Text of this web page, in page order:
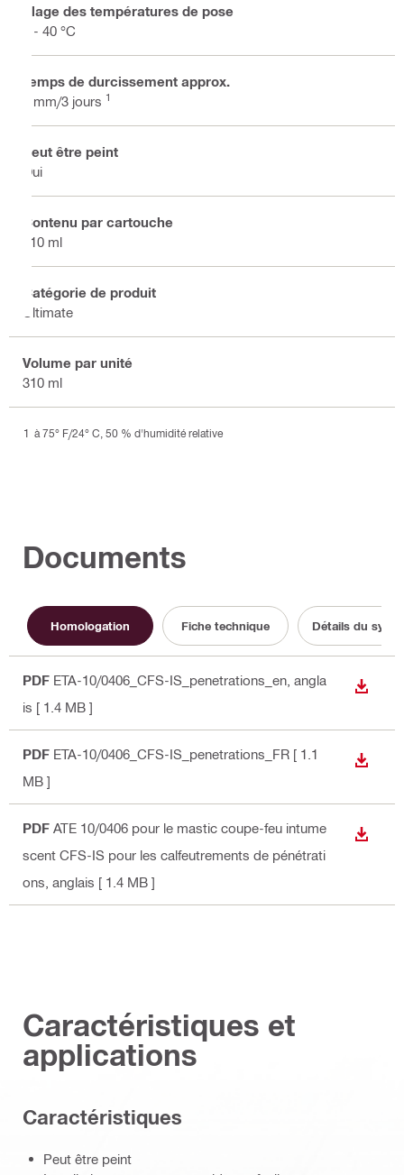
Plage des températures de pose
5 - 40 °C
Temps de durcissement approx.
3 mm/3 jours 1
Peut être peint
Oui
Contenu par cartouche
310 ml
Catégorie de produit
Ultimate
Volume par unité
310 ml
à 75° F/24° C, 50 % d'humidité relative
Documents
Homologation Fiche technique Détails du
PDF ETA-10/0406_CFS-IS_penetrations_en , angla
is [ 1.4 MB ]
PDF ETA-10/0406_CFS-IS_penetrations_FR [ 1.1
MB ]
PDF ATE 10/0406 pour le mastic coupe-feu intume
scent CFS-IS pour les calfeutrements de pénétrati
ons , anglais [ 1.4 MB ]
Caractéristiques et
applications
Caractéristiques
Peut être peint